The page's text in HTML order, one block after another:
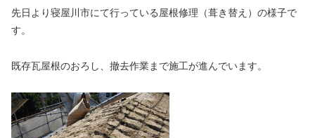
先日より寝屋川市にて行っている屋根修理（葺き替え）の様子で
す。
既存瓦屋根のおろし、撤去作業まで施工が進んでいます。